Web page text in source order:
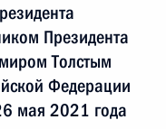
Президента
Толстым
Федерации
мая 2021 года